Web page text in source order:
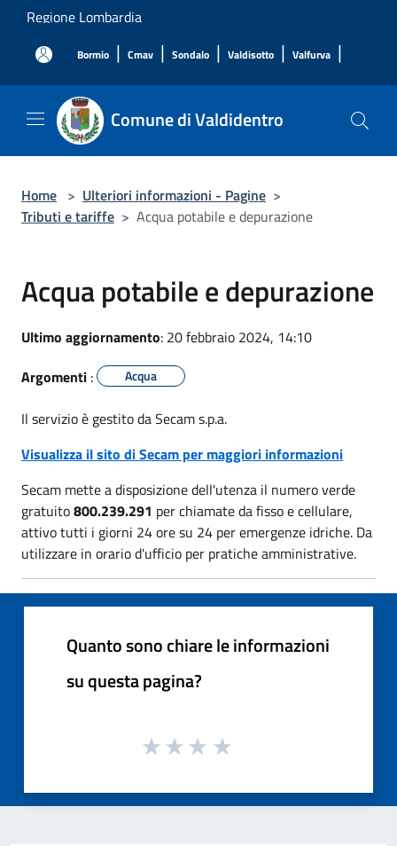
Salta al contenuto principale
Regione Lombardia
Bormio | Cmav | Sondalo | Valdisotto | Valfurva |
Comune di Valdidentro
Home > Ulteriori informazioni - Pagine >
Tributi e tariffe > Acqua potabile e depurazione
Acqua potabile e depurazione
Ultimo aggiornamento: 20 febbraio 2024, 14:10
Argomenti : Acqua
Il servizio è gestito da Secam s.p.a.
Visualizza il sito di Secam per maggiori informazioni
Secam mette a disposizione dell'utenza il numero verde
gratuito800.239.291 per chiamate da fisso e cellulare,
attivo tutti i giorni 24 ore su 24 per emergenze idriche. Da
utilizzare in orario d'ufficio per pratiche amministrative.
Quanto sono chiare le informazioni
su questa pagina?